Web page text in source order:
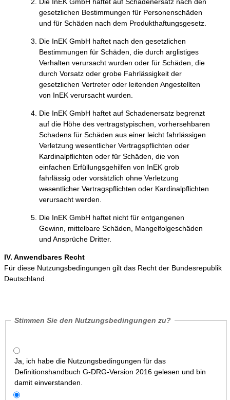
Die InEK GmbH haftet auf Schadenersatz nach den
gesetzlichen Bestimmungen für Personenschäden
und für Schäden nach dem Produkthaftungsgesetz.
Die InEK GmbH haftet nach den gesetzlichen
Bestimmungen für Schäden, die durch arglistiges
Verhalten verursacht wurden oder für Schäden, die
durch Vorsatz oder grobe Fahrlässigkeit der
gesetzlichen Vertreter oder leitenden Angestellten
von InEK verursacht wurden.
Die InEK GmbH haftet auf Schadenersatz begrenzt
auf die Höhe des vertragstypischen, vorhersehbaren
Schadens für Schäden aus einer leicht fahrlässigen
Verletzung wesentlicher Vertragspflichten oder
Kardinalpflichten oder für Schäden, die von
einfachen Erfüllungsgehilfen von InEK grob
fahrlässig oder vorsätzlich ohne Verletzung
wesentlicher Vertragspflichten oder Kardinalpflichten
verursacht werden.
Die InEK GmbH haftet nicht für entgangenen
Gewinn, mittelbare Schäden, Mangelfolgeschäden
und Ansprüche Dritter.
IV. Anwendbares Recht
Für diese Nutzungsbedingungen gilt das Recht der Bundesrepublik
Deutschland.
Stimmen Sie den Nutzungsbedingungen zu?
Ja, ich habe die Nutzungsbedingungen für das
Definitionshandbuch G-DRG-Version 2016 gelesen und bin
damit einverstanden.